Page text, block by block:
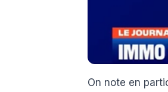
On note en